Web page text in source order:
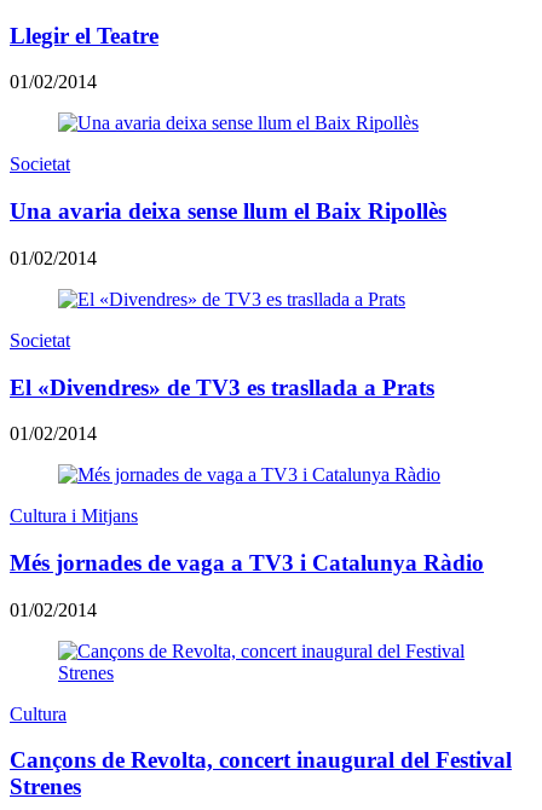
Llegir el Teatre
01/02/2014
Societat
Una avaria deixa sense llum el Baix Ripollès
01/02/2014
Societat
El «Divendres» de TV3 es trasllada a Prats
01/02/2014
Cultura i Mitjans
Més jornades de vaga a TV3 i Catalunya Ràdio
01/02/2014
Cultura
Cançons de Revolta, concert inaugural del Festival
Strenes